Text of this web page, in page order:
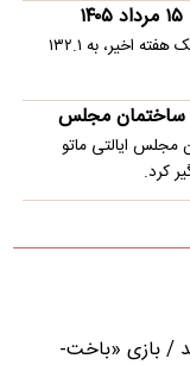
قیمت دینار عراق با رشد ۲.۵ درصدی در یک هفته اخیر، به ۱۳۲.۱
ساختمان مجلس
مجلس ایالتی ماتو
کرد.
شکل‌گیری است؛
مذاکرات آشناست،
جمعه حدود ۵۰ به…